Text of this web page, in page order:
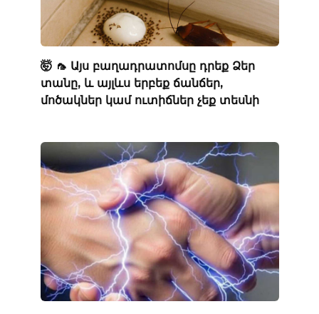
🤯 🦟 Այս բաղադրատոմսը դրեք Ձեր
տանը, և այլևս երբեք ճանճեր,
մոծակներ կամ ուտիճներ չեք տեսնի